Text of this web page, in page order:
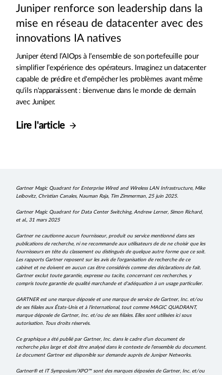
Juniper renforce son leadership dans la
mise en réseau de datacenter avec des
innovations IA natives
Juniper étend l’AIOps à l’ensemble de son portefeuille pour
simplifier l’expérience des opérateurs. Imaginez un datacenter
capable de prédire et d'empêcher les problèmes avant même
qu'ils n'apparaissent : bienvenue dans le monde de demain
avec Juniper.
Lire l'article
Gartner Magic Quadrant for Enterprise Wired and Wireless LAN Infrastructure, Mike
Leibovitz, Christian Canales, Nauman Raja, Tim Zimmerman, 25 juin 2025.
Gartner Magic Quadrant for Data Center Switching, Andrew Lerner, Simon Richard,
et al., 31 mars 2025
Gartner ne cautionne aucun fournisseur, produit ou service mentionné dans ses
publications de recherche, ni ne recommande aux utilisateurs de de ne choisir que les
fournisseurs en tête du classement ou distingués de quelque autre forme que ce soit.
Les rapports Gartner reposent sur les avis de l'organisation de recherche de ce
cabinet et ne doivent en aucun cas être considérés comme des déclarations de fait.
Gartner exclut toute garantie, expresse ou tacite, concernant ces recherches, y
compris toute garantie de qualité marchande et d'adéquation à un usage particulier.
GARTNER est une marque déposée et une marque de service de Gartner, Inc. et/ou
de ses filiales aux États-Unis et à l'international, tout comme MAGIC QUADRANT,
marque déposée de Gartner, Inc. et/ou de ses filiales. Elles sont utilisées ici sous
autorisation. Tous droits réservés.
Ce graphique a été publié par Gartner, Inc. dans le cadre d'un document de
recherche plus large et doit être analysé dans le contexte de l'ensemble du document.
Le document Gartner est disponible sur demande auprès de Juniper Networks.
Gartner® et IT Symposium/XPO™ sont des marques déposées de Gartner, Inc. et/ou